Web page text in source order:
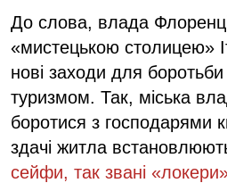
До слова, влада
«мистецькою столицею»
нові заходи для
туризмом. Так, міська
боротися з господарями
здачі житла
сейфи, так звані